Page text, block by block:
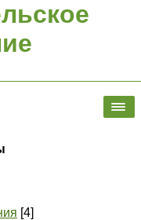
[4]